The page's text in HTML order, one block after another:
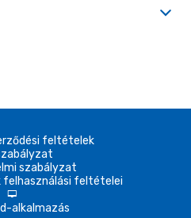
feltételek
szabályzat
felhasználási feltételei
d
alkalmazás